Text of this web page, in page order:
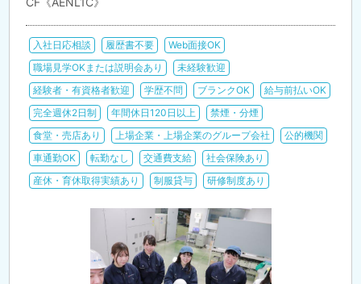
入社日応相談 履歴書不要
Web面接OK
職場見学OKまたは説明会あり
未経験歓迎
経験者・有資格者歓迎
学歴不問 ブランクOK
給与前払いOK
完全週休2日制
年間休日120日以上
禁煙・分煙
食堂・売店あり
上場企業・上場企業のグループ会社
公的機関
車通勤OK
転勤なし 交通費支給
社会保険あり
産休・育休取得実績あり
制服貸与 研修制度あり